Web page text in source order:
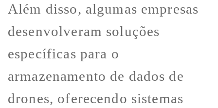
Além disso, algumas empresas
desenvolveram soluções
específicas para o
armazenamento de dados de
drones, oferecendo sistemas